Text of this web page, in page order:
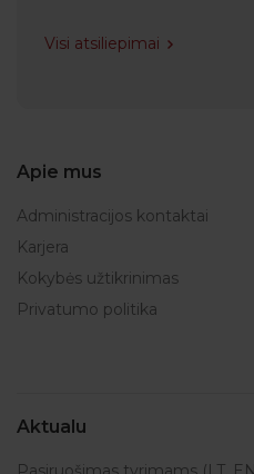
Visi atsiliepimai
Apie mus
Administracijos kontaktai
Karjera
Kokybės užtikrinimas
Privatumo politika
Aktualu